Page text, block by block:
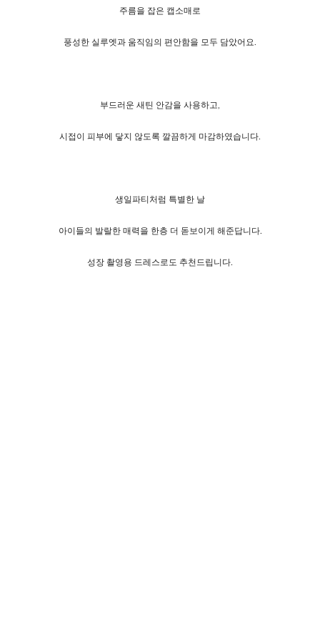
주름을 잡은 캡소매로
풍성한 실루엣과 움직임의 편안함을 모두 담았어요.
부드러운 새틴 안감을 사용하고,
시접이 피부에 닿지 않도록 깔끔하게 마감하였습니다.
생일파티처럼 특별한 날
아이들의 발랄한 매력을 한층 더 돋보이게 해준답니다.
성장 촬영용 드레스로도 추천드립니다.